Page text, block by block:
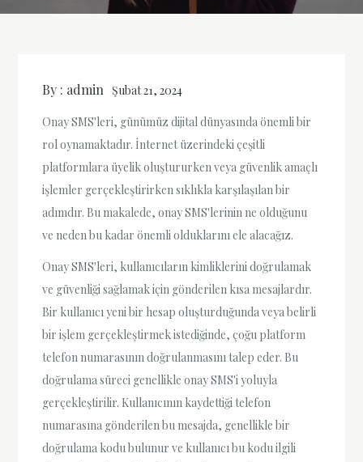
By : admin Şubat 21, 2024
Onay SMS'leri, günümüz dijital dünyasında önemli bir
rol oynamaktadır. İnternet üzerindeki çeşitli
platformlara üyelik oluştururken veya güvenlik amaçlı
işlemler gerçekleştirirken sıklıkla karşılaşılan bir
adımdır. Bu makalede, onay SMS'lerinin ne olduğunu
ve neden bu kadar önemli olduklarını ele alacağız.
Onay SMS'leri, kullanıcıların kimliklerini doğrulamak
ve güvenliği sağlamak için gönderilen kısa mesajlardır.
Bir kullanıcı yeni bir hesap oluşturduğunda veya belirli
bir işlem gerçekleştirmek istediğinde, çoğu platform
telefon numarasının doğrulanmasını talep eder. Bu
doğrulama süreci genellikle onay SMS'i yoluyla
gerçekleştirilir. Kullanıcının kaydettiği telefon
numarasına gönderilen bu mesajda, genellikle bir
doğrulama kodu bulunur ve kullanıcı bu kodu ilgili